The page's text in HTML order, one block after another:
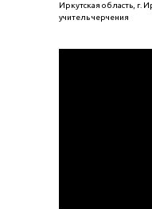
Иркутская область, г.
учитель черчения